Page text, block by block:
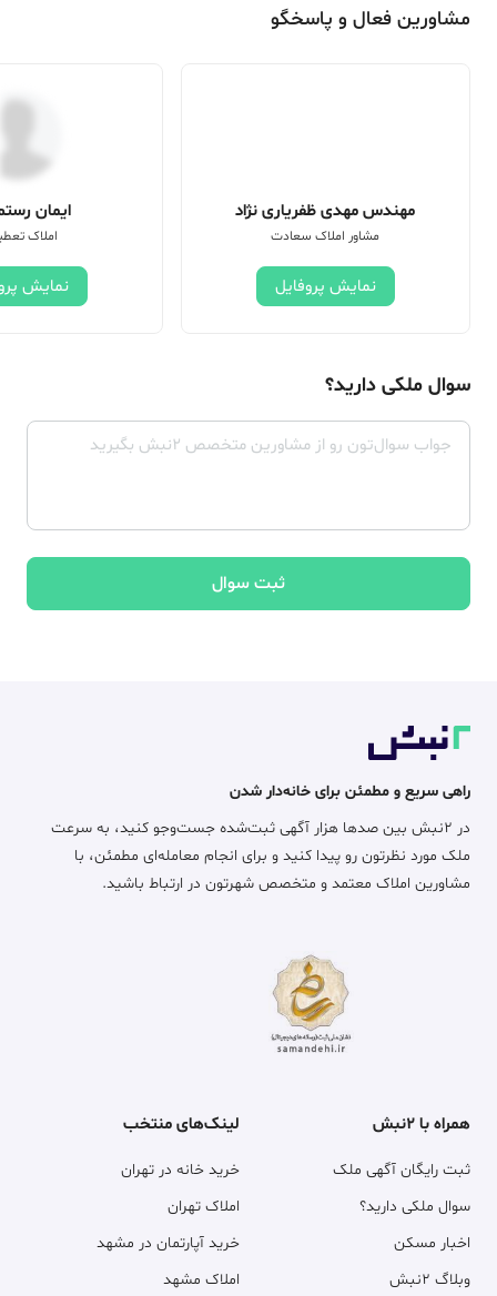
مشاورین فعال و پاسخگو
مهندس مهدی ظفریاری نژاد
مشاور املاک سعادت
نمایش پروفایل
ایمان
املاک
نمایش
سوال ملکی دارید؟
ثبت سوال
راهی سریع و مطمئن برای خانه‌دار شدن
در ۲نبش بین صدها هزار آگهی ثبت‌شده جست‌وجو کنید، به سرعت
ملک مورد نظرتون رو پیدا کنید و برای انجام معامله‌ای مطمئن، با
مشاورین املاک معتمد و متخصص شهرتون در ارتباط باشید.
همراه با ۲نبش
ثبت رایگان آگهی ملک
سوال ملکی دارید؟
اخبار مسکن
وبلاگ ۲نبش
لینک‌های منتخب
خرید خانه در تهران
املاک تهران
خرید آپارتمان در مشهد
املاک مشهد